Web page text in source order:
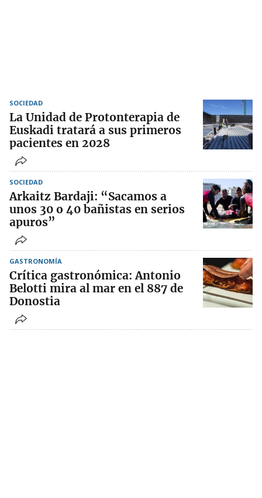
SOCIEDAD
La Unidad de Protonterapia de
Euskadi tratará a sus primeros
pacientes en 2028
SOCIEDAD
Arkaitz Bardaji: “Sacamos a
unos 30 o 40 bañistas en serios
apuros”
GASTRONOMÍA
Crítica gastronómica: Antonio
Belotti mira al mar en el 887 de
Donostia